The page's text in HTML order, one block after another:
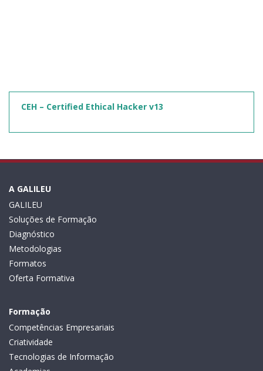
CEH – Certified Ethical Hacker v13
A GALILEU
GALILEU
Soluções de Formação
Diagnóstico
Metodologias
Formatos
Oferta Formativa
Formação
Competências Empresariais
Criatividade
Tecnologias de Informação